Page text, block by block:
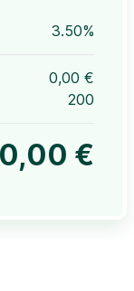
3.50%
0,00 €
200
0,00 €